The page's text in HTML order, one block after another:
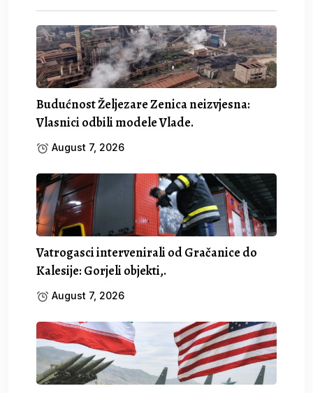
Budućnost Željezare Zenica neizvjesna:
Vlasnici odbili modele Vlade.
August 7, 2026
Vatrogasci intervenirali od Gračanice do
Kalesije: Gorjeli objekti,.
August 7, 2026